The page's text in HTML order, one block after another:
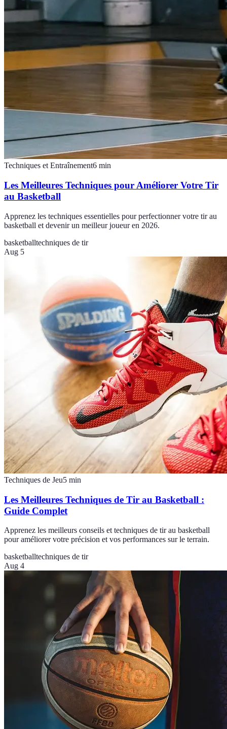
Techniques et Entraînement6 min
Les Meilleures Techniques pour Améliorer Votre Tir
au Basketball
Apprenez les techniques essentielles pour perfectionner votre tir au
basketball et devenir un meilleur joueur en 2026.
basketballtechniques de tir
Aug 5
Techniques de Jeu5 min
Les Meilleures Techniques de Tir au Basketball :
Guide Complet
Apprenez les meilleurs conseils et techniques de tir au basketball
pour améliorer votre précision et vos performances sur le terrain.
basketballtechniques de tir
Aug 4